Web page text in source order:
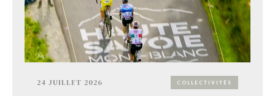
24 JUILLET 2026 COLLECTIVITÉS